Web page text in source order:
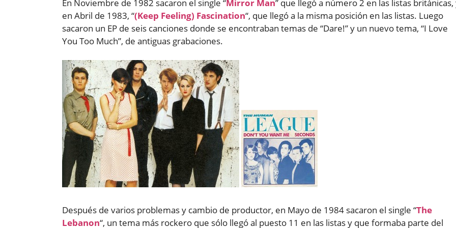
En Noviembre de 1982 sacaron el single “Mirror Man” que llegó a número 2 en las listas británicas,
en Abril de 1983, “(Keep Feeling) Fascination“, que llegó a la misma posición en las listas. Luego
sacaron un EP de seis canciones donde se encontraban temas de “Dare!” y un nuevo tema, “I Love
You Too Much”, de antiguas grabaciones.
Después de varios problemas y cambio de productor, en Mayo de 1984 sacaron el single “The
Lebanon“, un tema más rockero que sólo llegó al puesto 11 en las listas y que formaba parte del